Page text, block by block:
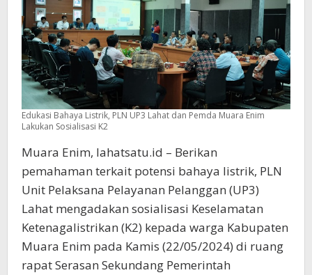
Edukasi Bahaya Listrik, PLN UP3 Lahat dan Pemda Muara Enim
Lakukan Sosialisasi K2
Muara Enim, lahatsatu.id – Berikan
pemahaman terkait potensi bahaya listrik, PLN
Unit Pelaksana Pelayanan Pelanggan (UP3)
Lahat mengadakan sosialisasi Keselamatan
Ketenagalistrikan (K2) kepada warga Kabupaten
Muara Enim pada Kamis (22/05/2024) di ruang
rapat Serasan Sekundang Pemerintah